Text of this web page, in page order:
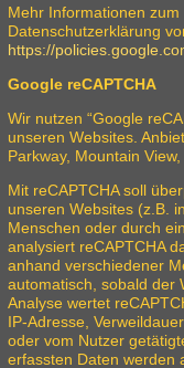
Mehr Informationen
Datenschutzerklärung
https://
Google reCAPTCHA
Wir nutzen “Google
unseren Websites.
Parkway, Mountain
Mit reCAPTCHA soll
unseren Websites (z.B.
Menschen oder durch
analysiert reCAPTCHA
anhand verschiedener
automatisch, sobald der
Analyse wertet
IP-Adresse,
oder vom Nutzer
erfassten Daten werden